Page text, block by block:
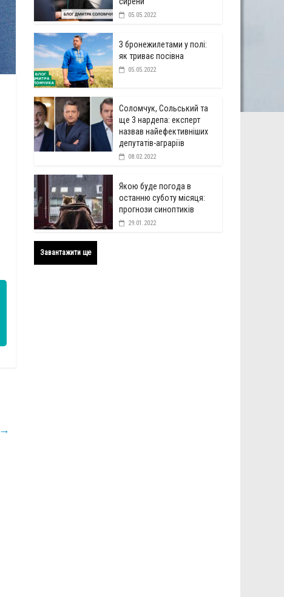
→
05.05.2022
З бронежилетами у полі:
як триває посівна
05.05.2022
Соломчук, Сольський та
ще 3 нардепа: експерт
назвав найефективніших
депутатів-аграріїв
08.02.2022
Якою буде погода в
останню суботу місяця:
прогнози синоптиків
29.01.2022
Завантажити ще